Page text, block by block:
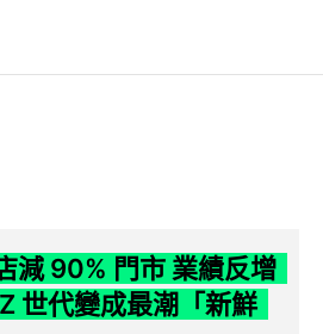
減 90% 門市 業績反增
世代變成最潮「新鮮